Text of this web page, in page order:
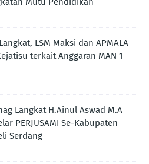
LSM Maksi dan APMALA
terkait Anggaran MAN 1
Langkat H.Ainul Aswad M.A
PERJUSAMI Se-Kabupaten
Serdang